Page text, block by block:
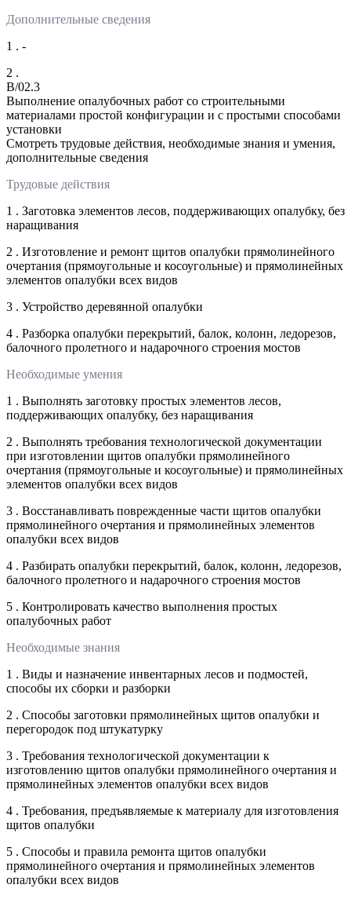
Дополнительные сведения
1 . -
2 .
B/02.3
Выполнение опалубочных работ со строительными
материалами простой конфигурации и с простыми способами
установки
Смотреть трудовые действия, необходимые знания и умения,
дополнительные сведения
Трудовые действия
1 . Заготовка элементов лесов, поддерживающих опалубку, без
наращивания
2 . Изготовление и ремонт щитов опалубки прямолинейного
очертания (прямоугольные и косоугольные) и прямолинейных
элементов опалубки всех видов
3 . Устройство деревянной опалубки
4 . Разборка опалубки перекрытий, балок, колонн, ледорезов,
балочного пролетного и надарочного строения мостов
Необходимые умения
1 . Выполнять заготовку простых элементов лесов,
поддерживающих опалубку, без наращивания
2 . Выполнять требования технологической документации
при изготовлении щитов опалубки прямолинейного
очертания (прямоугольные и косоугольные) и прямолинейных
элементов опалубки всех видов
3 . Восстанавливать поврежденные части щитов опалубки
прямолинейного очертания и прямолинейных элементов
опалубки всех видов
4 . Разбирать опалубки перекрытий, балок, колонн, ледорезов,
балочного пролетного и надарочного строения мостов
5 . Контролировать качество выполнения простых
опалубочных работ
Необходимые знания
1 . Виды и назначение инвентарных лесов и подмостей,
способы их сборки и разборки
2 . Способы заготовки прямолинейных щитов опалубки и
перегородок под штукатурку
3 . Требования технологической документации к
изготовлению щитов опалубки прямолинейного очертания и
прямолинейных элементов опалубки всех видов
4 . Требования, предъявляемые к материалу для изготовления
щитов опалубки
5 . Способы и правила ремонта щитов опалубки
прямолинейного очертания и прямолинейных элементов
опалубки всех видов